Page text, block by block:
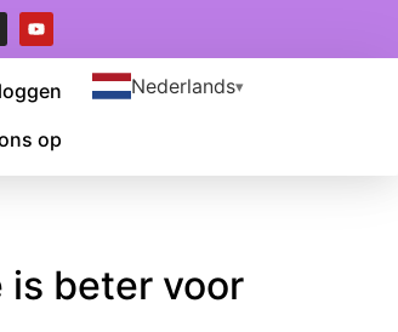
op
Nederlands
is beter voor